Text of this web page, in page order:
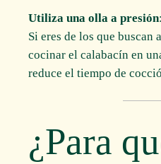
Utiliza una olla a presión:
Si eres de los que buscan
cocinar el calabacín en
reduce el tiempo de
¿Para